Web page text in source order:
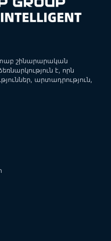
շինարարական
է, որն
արտադրություն,